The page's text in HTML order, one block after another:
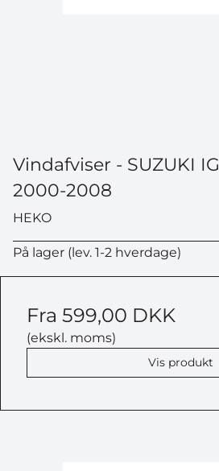
Vindafviser - SUZUKI
2000-2008
HEKO
På lager (lev. 1-2 hverdage)
Fra 599,00 DKK
(ekskl. moms)
Vis produkt